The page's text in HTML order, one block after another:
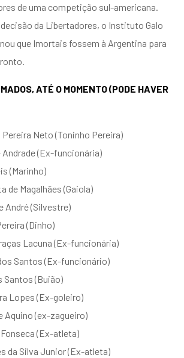
de uma competição sul-americana.
da Libertadores, o Instituto Galo
que Imortais fossem à Argentina para
ATÉ O MOMENTO (PODE HAVER
Neto (Toninho Pereira)
Andrade (Ex-funcionária)
(Marinho)
de Magalhães (Gaiola)
André (Silvestre)
(Dinho)
Lacuna (Ex-funcionária)
Santos (Ex-funcionário)
Santos (Buião)
Lopes (Ex-goleiro)
Aquino (ex-zagueiro)
(Ex-atleta)
da Silva Junior (Ex-atleta)